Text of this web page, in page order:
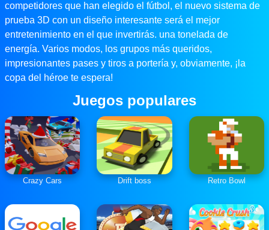
competidores que han elegido el fútbol, ​​el nuevo sistema de
prueba 3D con un diseño interesante será el mejor
entretenimiento en el que invertirás. una tonelada de
energía. Varios modos, los grupos más queridos,
impresionantes pases y tiros a portería y, obviamente, ¡la
copa del héroe te espera!
Juegos populares
Crazy Cars Drift boss Retro Bowl